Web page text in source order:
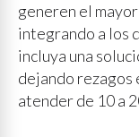
generen el
integrando a los
incluya una
dejando rezagos
atender de 10 a